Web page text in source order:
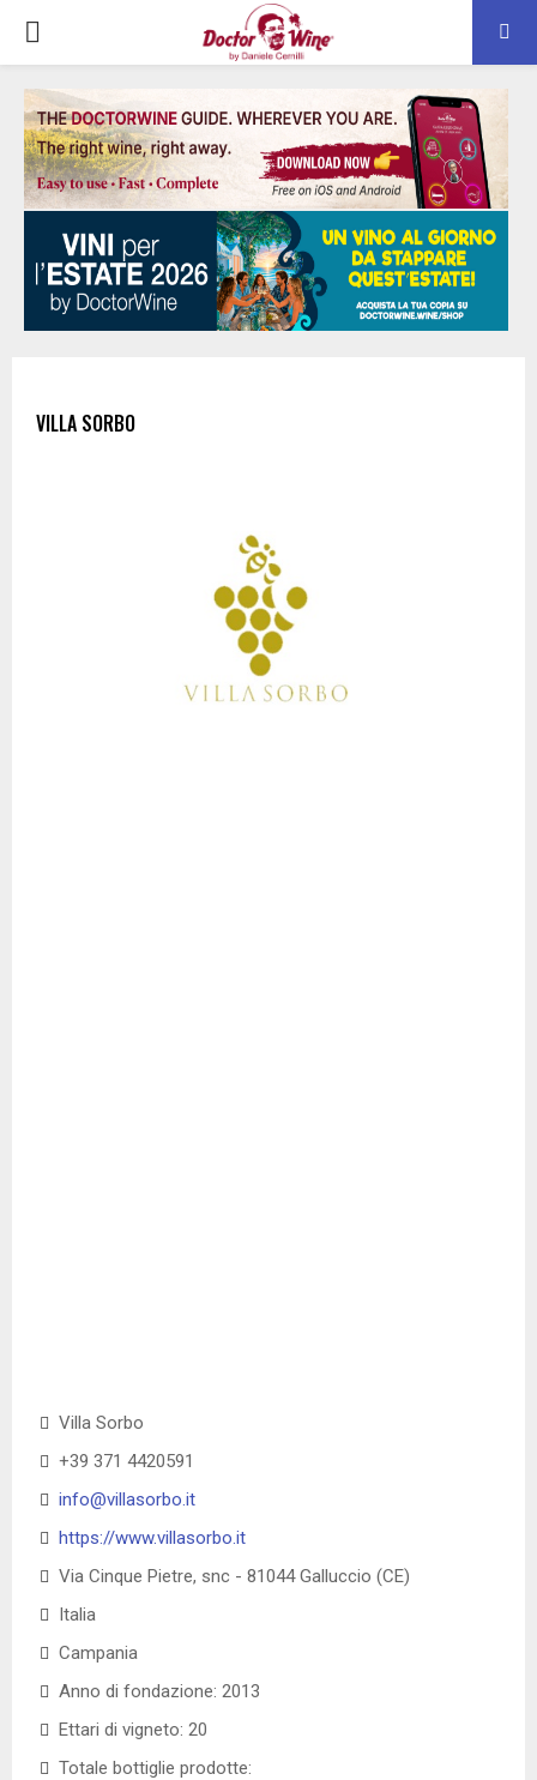
PRIMARY
MENU
VILLA SORBO
Villa Sorbo
+39 371 4420591
info@villasorbo.it
https://www.villasorbo.it
Via Cinque Pietre, snc - 81044 Galluccio (CE)
Italia
Campania
Anno di fondazione: 2013
Ettari di vigneto: 20
Totale bottiglie prodotte: